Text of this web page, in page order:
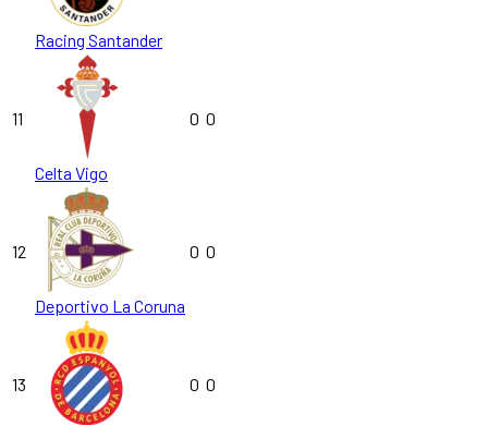
Racing Santander
11
Celta Vigo
0 0
12
Deportivo La Coruna
0 0
13 0 0